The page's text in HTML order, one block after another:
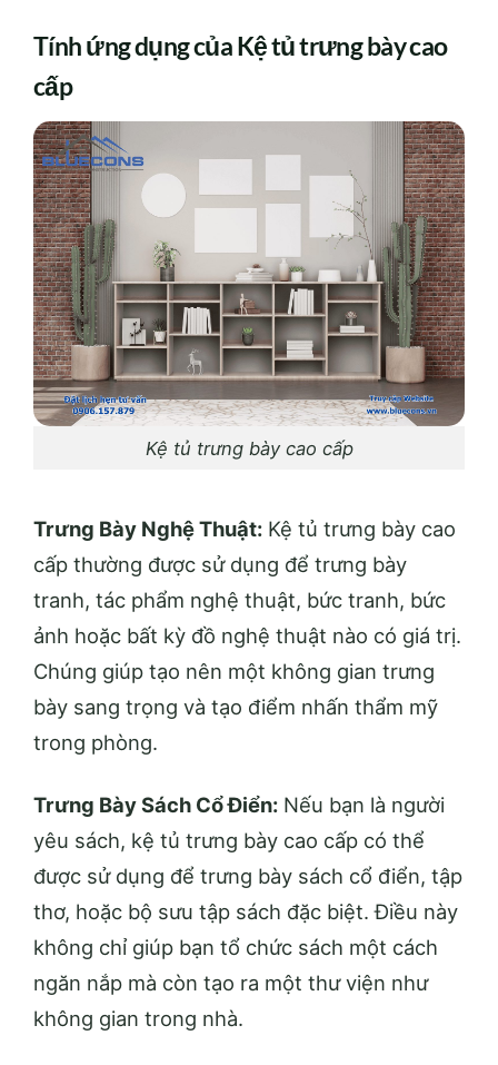
Tính ứng dụng của Kệ tủ trưng bày cao
cấp
Kệ tủ trưng bày cao cấp
Trưng Bày Nghệ Thuật: Kệ tủ trưng bày cao
cấp thường được sử dụng để trưng bày
tranh, tác phẩm nghệ thuật, bức tranh, bức
ảnh hoặc bất kỳ đồ nghệ thuật nào có giá trị.
Chúng giúp tạo nên một không gian trưng
bày sang trọng và tạo điểm nhấn thẩm mỹ
trong phòng.
Trưng Bày Sách Cổ Điển: Nếu bạn là người
yêu sách, kệ tủ trưng bày cao cấp có thể
được sử dụng để trưng bày sách cổ điển, tập
thơ, hoặc bộ sưu tập sách đặc biệt. Điều này
không chỉ giúp bạn tổ chức sách một cách
ngăn nắp mà còn tạo ra một thư viện như
không gian trong nhà.